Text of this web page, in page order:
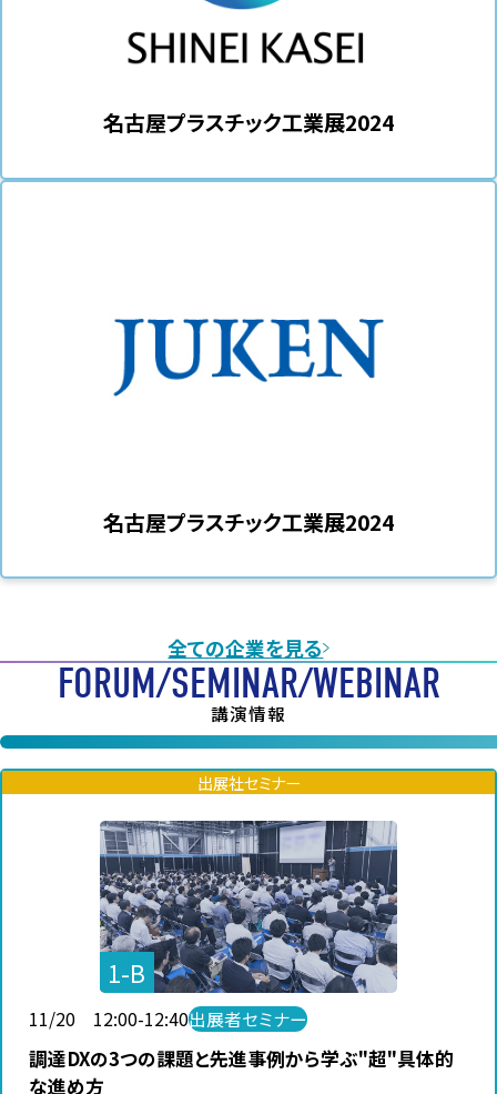
名古屋プラスチック工業展2024
名古屋プラスチック工業展2024
全ての企業を見る
FORUM/SEMINAR/WEBINAR
講演情報
出展社セミナー
1-B
11/20 12:00-12:40出展者セミナー
調達DXの3つの課題と先進事例から学ぶ"超"具体的
な進め方